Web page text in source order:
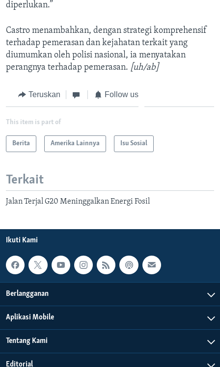
diperlukan.”
Castro menambahkan, dengan strategi komprehensif
terhadap pemerasan dan kejahatan terkait yang
diumumkan oleh polisi nasional, ia menyatakan
perangnya terhadap pemerasan. [uh/ab]
Teruskan Follow us
This item is part of
Berita Amerika Lainnya Isu Sosial
Terkait
Jalan Terjal G20 Meninggalkan Energi Fosil
Ikuti Kami
Berlangganan
Aplikasi Mobile
Tentang Kami
Editorial